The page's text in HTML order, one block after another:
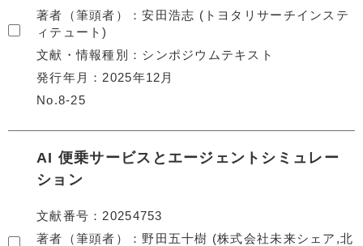
著者（筆頭者）
安田浩志 (トヨタリサーチインステ
ィテュート)
文献・情報種別
シンポジウムテキスト
発行年月
2025年12月
No.8-25
AI 便乗サービスとエージェントシミュレー
ション
文献番号
20254753
著者（筆頭者）
野田五十樹 (株式会社未来シェア,北